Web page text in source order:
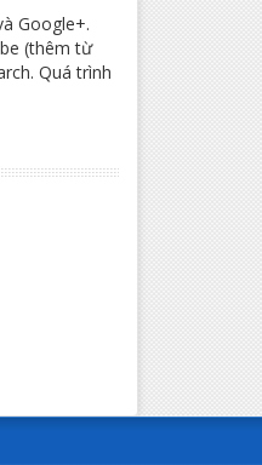
Google+.
(thêm từ
Quá trình